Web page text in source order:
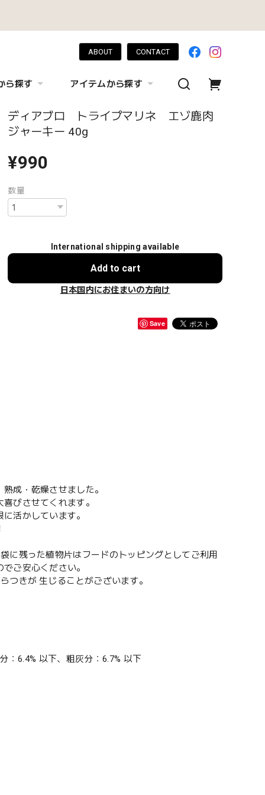
ABOUT CONTACT
ら探す アイテムから探す
ディアブロ トライプマリネ エゾ鹿肉
ジャーキー 40g
¥990
数量
International shipping available
Add to cart
日本国内にお住まいの方向け
Save
成・乾燥させました。
びさせてくれます。
活かしています。
に残った植物片はフードのトッピングとしてご利用
ご安心ください。
つきが 生じることがございます。
：6.4% 以下、粗灰分：6.7% 以下